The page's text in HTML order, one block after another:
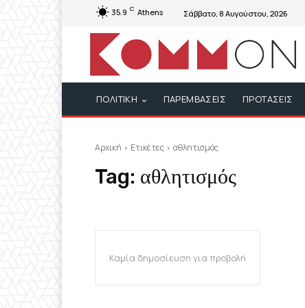
35.9 C Athens Σάββατο, 8 Αυγούστου, 2026
ΠΟΛΙΤΙΚΗ ΠΑΡΕΜΒΑΣΕΙΣ ΠΡΟΤΑΣΕΙΣ
Αρχική Ετικέτες αθλητισμός
Tag: αθλητισμός
Καμία δημοσίευση για προβολή